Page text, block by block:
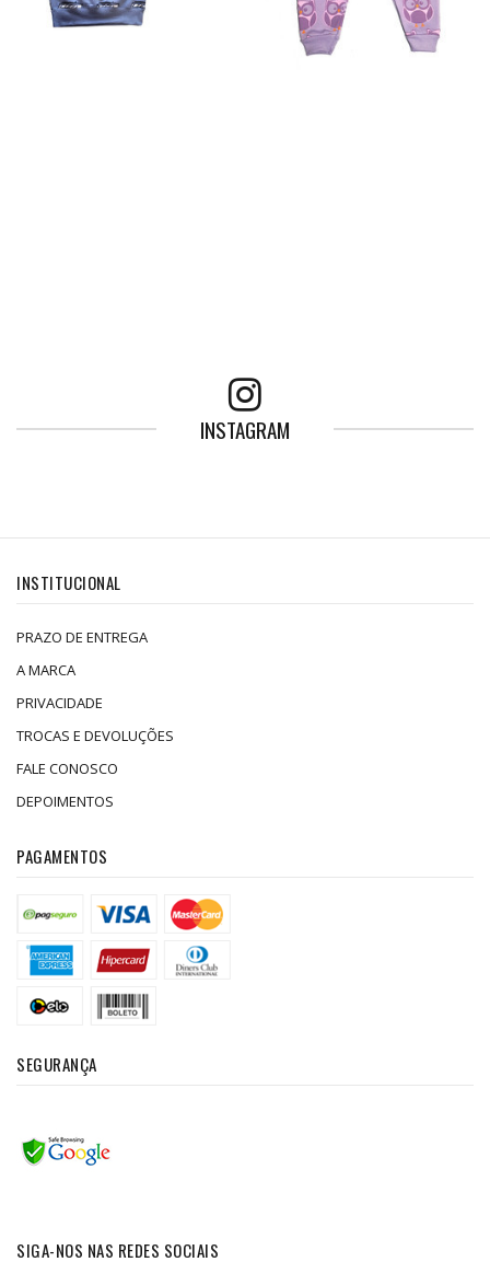
INSTAGRAM
INSTITUCIONAL
PRAZO DE ENTREGA
A MARCA
PRIVACIDADE
TROCAS E DEVOLUÇÕES
FALE CONOSCO
DEPOIMENTOS
PAGAMENTOS
SEGURANÇA
SIGA-NOS NAS REDES SOCIAIS